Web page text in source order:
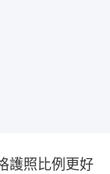
護照比例更好